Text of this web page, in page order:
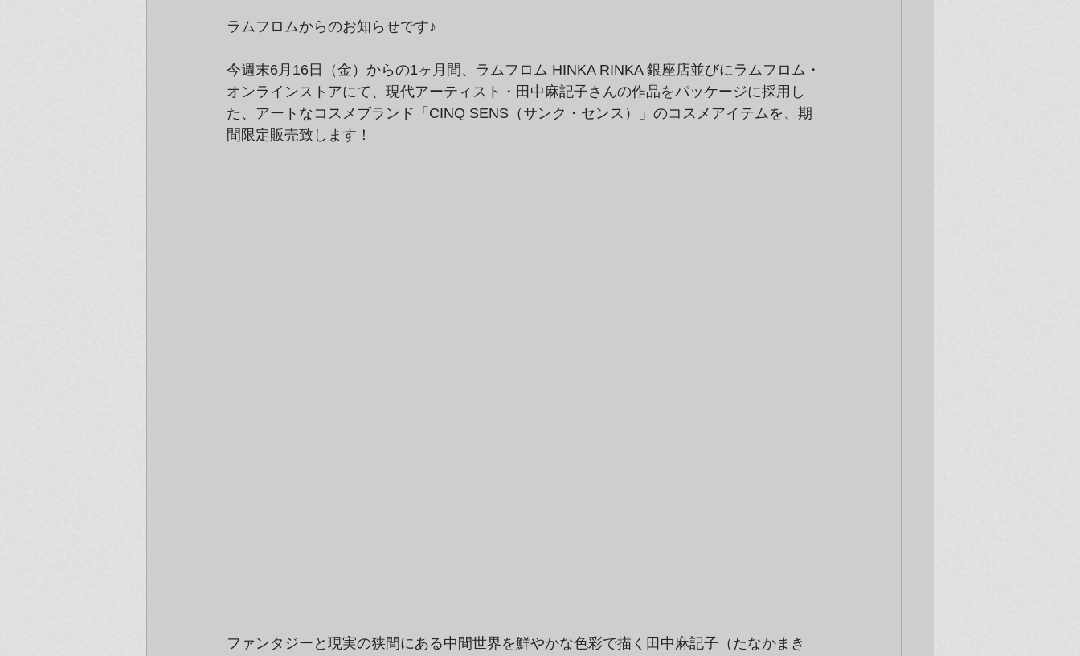
ラムフロムからのお知らせです♪
今週末6月16日（金）からの1ヶ月間、ラムフロム HINKA RINKA 銀座店並びにラムフロム・
オンラインストアにて、現代アーティスト・田中麻記子さんの作品をパッケージに採用し
た、アートなコスメブランド「CINQ SENS（サンク・センス）」のコスメアイテムを、期
間限定販売致します！
ファンタジーと現実の狭間にある中間世界を鮮やかな色彩で描く田中麻記子（たなかまき